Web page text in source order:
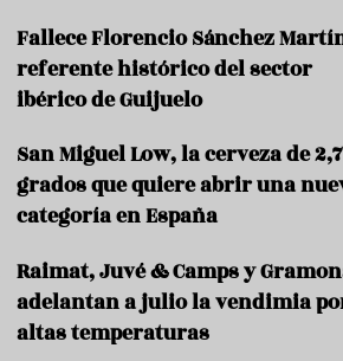
o
n
e
s
r
a
n
Fallece Florencio Sánchez
referente histórico del sector
ibérico de Guijuelo
San Miguel Low, la cerveza de 2,7
grados que quiere abrir una
categoría en España
Raimat, Juvé & Camps y
adelantan a julio la vendimia
altas temperaturas